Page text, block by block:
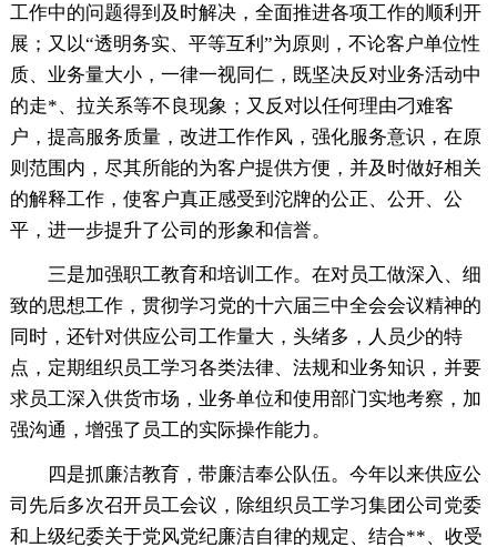
工作中的问题得到及时解决，全面推进各项工作的顺利开
展；又以“透明务实、平等互利”为原则，不论客户单位性
质、业务量大小，一律一视同仁，既坚决反对业务活动中
的走*、拉关系等不良现象；又反对以任何理由刁难客
户，提高服务质量，改进工作作风，强化服务意识，在原
则范围内，尽其所能的为客户提供方便，并及时做好相关
的解释工作，使客户真正感受到沱牌的公正、公开、公
平，进一步提升了公司的形象和信誉。
三是加强职工教育和培训工作。在对员工做深入、细
致的思想工作，贯彻学习党的十六届三中全会会议精神的
同时，还针对供应公司工作量大，头绪多，人员少的特
点，定期组织员工学习各类法律、法规和业务知识，并要
求员工深入供货市场，业务单位和使用部门实地考察，加
强沟通，增强了员工的实际操作能力。
四是抓廉洁教育，带廉洁奉公队伍。今年以来供应公
司先后多次召开员工会议，除组织员工学习集团公司党委
和上级纪委关于党风党纪廉洁自律的规定、结合**、收受